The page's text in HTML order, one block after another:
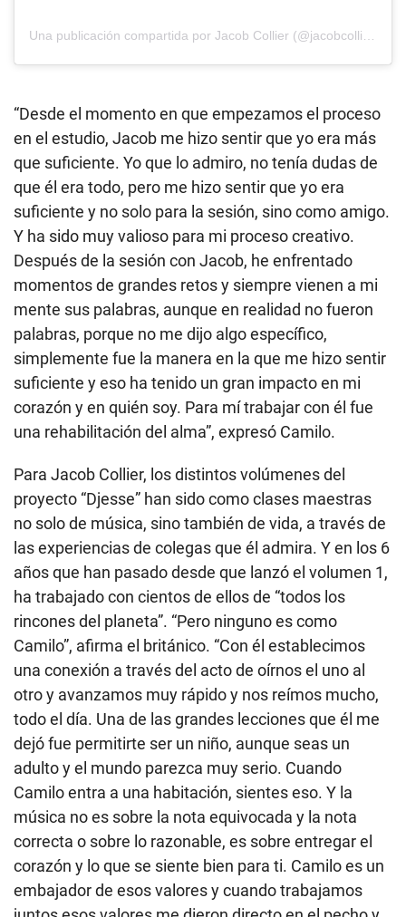
Una publicación compartida por Jacob Collier (@jacobcollier)
“Desde el momento en que empezamos el proceso
en el estudio, Jacob me hizo sentir que yo era más
que suficiente. Yo que lo admiro, no tenía dudas de
que él era todo, pero me hizo sentir que yo era
suficiente y no solo para la sesión, sino como amigo.
Y ha sido muy valioso para mi proceso creativo.
Después de la sesión con Jacob, he enfrentado
momentos de grandes retos y siempre vienen a mi
mente sus palabras, aunque en realidad no fueron
palabras, porque no me dijo algo específico,
simplemente fue la manera en la que me hizo sentir
suficiente y eso ha tenido un gran impacto en mi
corazón y en quién soy. Para mí trabajar con él fue
una rehabilitación del alma”, expresó Camilo.
Para Jacob Collier, los distintos volúmenes del
proyecto “Djesse” han sido como clases maestras
no solo de música, sino también de vida, a través de
las experiencias de colegas que él admira. Y en los 6
años que han pasado desde que lanzó el volumen 1,
ha trabajado con cientos de ellos de “todos los
rincones del planeta”. “Pero ninguno es como
Camilo”, afirma el británico. “Con él establecimos
una conexión a través del acto de oírnos el uno al
otro y avanzamos muy rápido y nos reímos mucho,
todo el día. Una de las grandes lecciones que él me
dejó fue permitirte ser un niño, aunque seas un
adulto y el mundo parezca muy serio. Cuando
Camilo entra a una habitación, sientes eso. Y la
música no es sobre la nota equivocada y la nota
correcta o sobre lo razonable, es sobre entregar el
corazón y lo que se siente bien para ti. Camilo es un
embajador de esos valores y cuando trabajamos